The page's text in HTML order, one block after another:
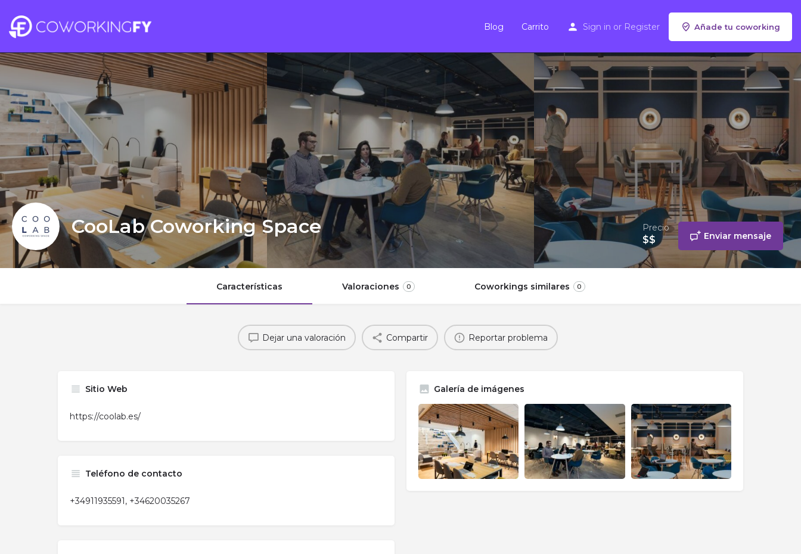
Blog Carrito Sign in or Register Añade tu coworking
CooLab Coworking Space Precio
$$ Enviar mensaje
Características Valoraciones 0 Coworkings similares 0
Dejar una valoración Compartir Reportar problema
Sitio Web
https://coolab.es/
Teléfono de contacto
+34911935591, +34620035267
Galería de imágenes